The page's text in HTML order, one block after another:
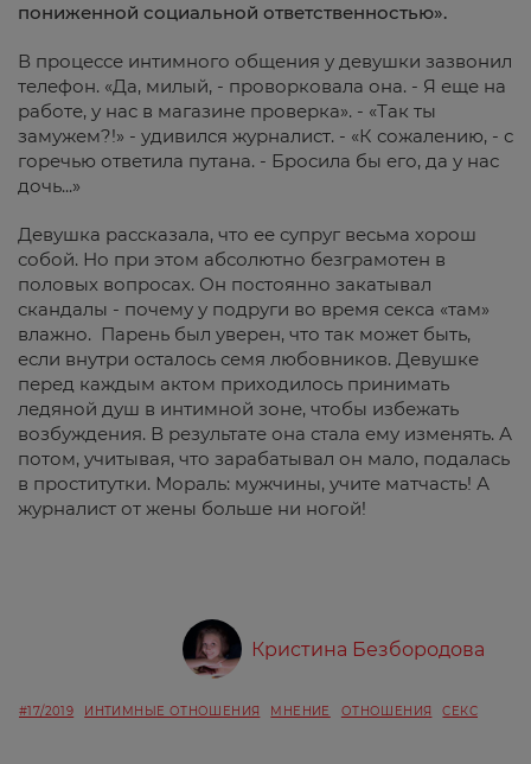
пониженной социальной ответственностью».
В процессе интимного общения у девушки зазвонил
телефон. «Да, милый, - проворковала она. - Я еще на
работе, у нас в магазине проверка». - «Так ты
замужем?!» - удивился журналист. - «К сожалению, - с
горечью ответила путана. - Бросила бы его, да у нас
дочь...»
Девушка рассказала, что ее супруг весьма хорош
собой. Но при этом абсолютно безграмотен в
половых вопросах. Он постоянно закатывал
скандалы - почему у подруги во время секса «там»
влажно. Парень был уверен, что так может быть,
если внутри осталось семя любовников. Девушке
перед каждым актом приходилось принимать
ледяной душ в интимной зоне, чтобы избежать
возбуждения. В результате она стала ему изменять. А
потом, учитывая, что зарабатывал он мало, подалась
в проститутки. Мораль: мужчины, учите матчасть! А
журналист от жены больше ни ногой!
Кристина Безбородова
#17/2019 ИНТИМНЫЕ ОТНОШЕНИЯ МНЕНИЕ ОТНОШЕНИЯ СЕКС